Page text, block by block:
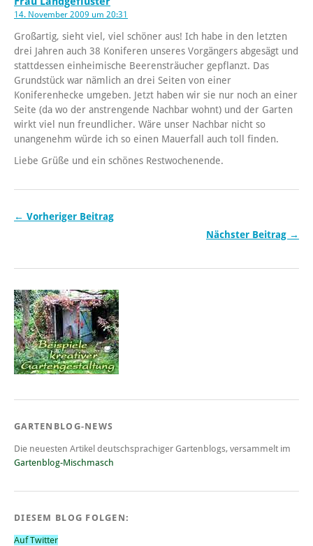
14. November 2009 um 20:31
Großartig, sieht viel, viel schöner aus! Ich habe in den letzten
drei Jahren auch 38 Koniferen unseres Vorgängers abgesägt und
stattdessen einheimische Beerensträucher gepflanzt. Das
Grundstück war nämlich an drei Seiten von einer
Koniferenhecke umgeben. Jetzt haben wir sie nur noch an einer
Seite (da wo der anstrengende Nachbar wohnt) und der Garten
wirkt viel nun freundlicher. Wäre unser Nachbar nicht so
unangenehm würde ich so einen Mauerfall auch toll finden.
Liebe Grüße und ein schönes Restwochenende.
← Vorheriger Beitrag
Nächster Beitrag →
GARTENBLOG-NEWS
Die neuesten Artikel deutschsprachiger Gartenblogs, versammelt im
Gartenblog-Mischmasch
DIESEM BLOG FOLGEN:
Auf Twitter